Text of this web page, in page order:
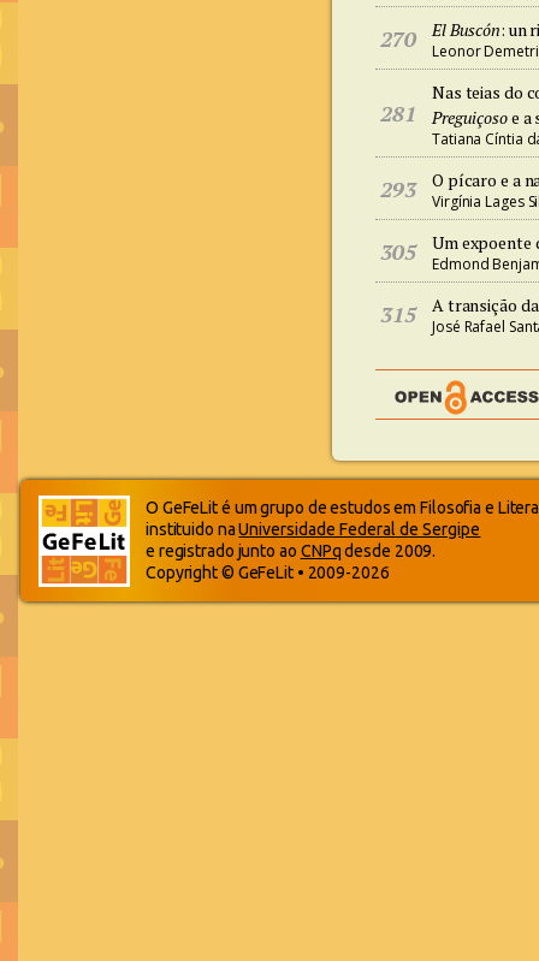
270 El Buscón: un
Leonor
281
Nas teias do
Preguiçosoe a
Tatiana Cíntia
293 O pícaro e a
Virgínia Lages
305 Um expoente
Edmond
315 A transição
José Rafael
O GeFeLit é um grupo de estudos em Filosofia e
instituido naUniversidade Federal de Sergipe
e registrado junto ao CNPqdesde 2009.
Copyright © GeFeLit • 2009-2026